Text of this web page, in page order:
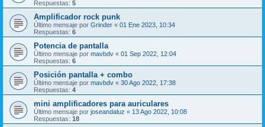
Respuestas: 5
Amplificador rock punk
Último mensaje por Grinder « 01 Ene 2023, 10:34
Respuestas: 6
Potencia de pantalla
Último mensaje por mavbdv « 01 Sep 2022, 12:04
Respuestas: 6
Posición pantalla + combo
Último mensaje por mavbdv « 30 Ago 2022, 17:38
Respuestas: 4
mini amplificadores para auriculares
Último mensaje por joseandaluz « 13 Ago 2022, 10:08
Respuestas: 18